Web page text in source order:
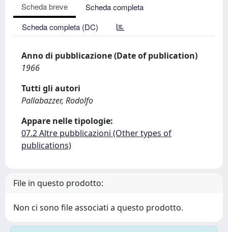
Scheda breve
Scheda completa
Scheda completa (DC)
Anno di pubblicazione (Date of publication)
1966
Tutti gli autori
Pallabazzer, Rodolfo
Appare nelle tipologie:
07.2 Altre pubblicazioni (Other types of
publications)
File in questo prodotto:
Non ci sono file associati a questo prodotto.